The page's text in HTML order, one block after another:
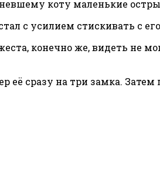
коту маленькие
с усилием стискивать с
конечно же, видеть не
её сразу на три замка.